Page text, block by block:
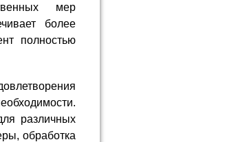
мер
более
полностью
различных
обработка